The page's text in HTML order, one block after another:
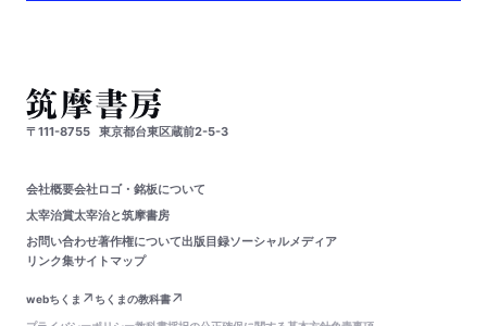
〒111-8755 東京都台東区蔵前2-5-3
会社概要会社ロゴ・銘板について
太宰治賞太宰治と筑摩書房
お問い合わせ著作権について出版目録ソーシャルメディア
リンク集サイトマップ
webちくま
ちくまの教科書